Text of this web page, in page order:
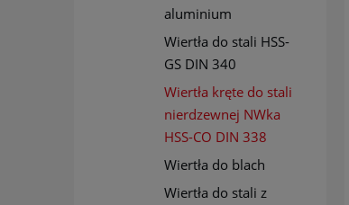
aluminium
Wiertła do stali HSS-
GS DIN 340
Wiertła kręte do stali
nierdzewnej NWka
HSS-CO DIN 338
Wiertła do blach
Wiertła do stali z